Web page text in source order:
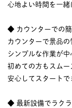
心地よい時間を一
◆ カウンターでの
カウンターで景品の
シンプルな作業が中
初めての方もスムー
安心してスタート
◆ 最新設備でラクラ